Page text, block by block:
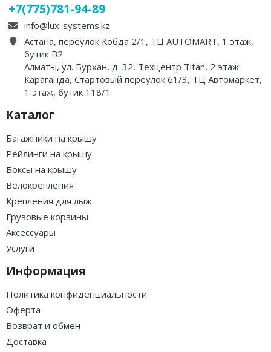
+7(775)781-94-89
info@lux-systems.kz
Астана, переулок Кобда 2/1, ТЦ AUTOMART, 1 этаж,
бутик B2
Алматы, ул. Бурхан, д. 32, Техцентр Titan, 2 этаж
Караганда, Стартовый переулок 61/3, ТЦ Автомаркет,
1 этаж, бутик 118/1
Каталог
Багажники на крышу
Рейлинги на крышу
Боксы на крышу
Велокрепления
Крепления для лыж
Грузовые корзины
Аксессуары
Услуги
Информация
Политика конфиденциальности
Оферта
Возврат и обмен
Доставка